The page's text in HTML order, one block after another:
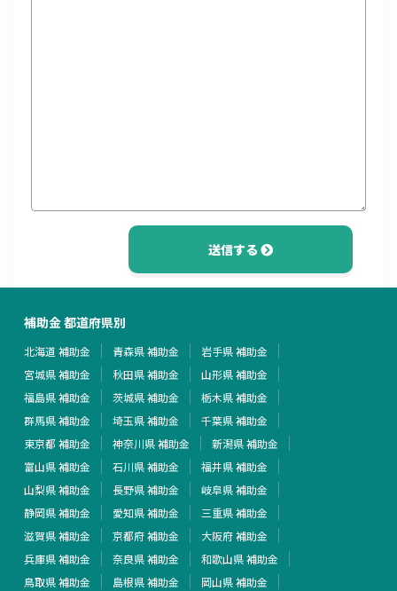
送信する
補助金 都道府県別
北海道 補助金 青森県 補助金
岩手県 補助金
宮城県 補助金
秋田県 補助金
山形県 補助金
福島県 補助金
茨城県 補助金
栃木県 補助金
群馬県 補助金
埼玉県 補助金
千葉県 補助金
東京都 補助金
神奈川県 補助金
新潟県 補助金
富山県 補助金
石川県 補助金
福井県 補助金
山梨県 補助金
長野県 補助金
岐阜県 補助金
静岡県 補助金
愛知県 補助金
三重県 補助金
滋賀県 補助金
京都府 補助金
大阪府 補助金
兵庫県 補助金
奈良県 補助金
和歌山県 補助金
鳥取県 補助金
島根県 補助金
岡山県 補助金